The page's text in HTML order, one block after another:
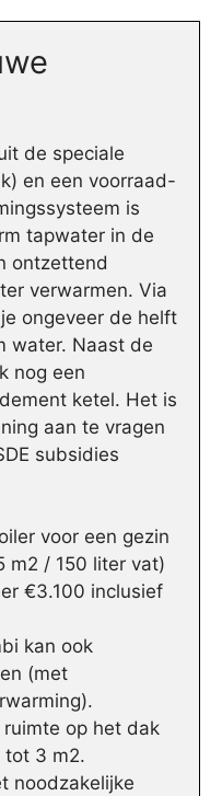
de speciale
en een voorraad-
is
tapwater in de
ontzettend
verwarmen. Via
ongeveer de helft
water. Naast de
nog een
ketel. Het is
aan te vragen
subsidies
voor een gezin
m2 / 150 liter vat)
€3.100 inclusief
kan ook
(met
op het dak
tot 3 m2.
noodzakelijke